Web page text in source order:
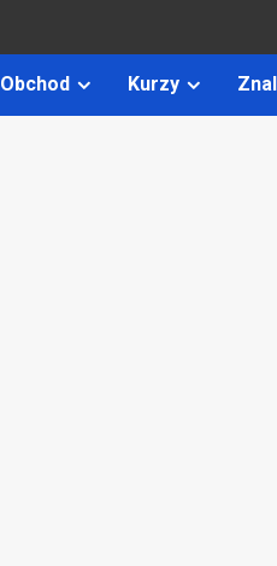
Obchod Kurzy